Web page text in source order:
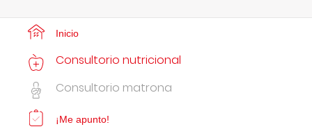
Inicio
Consultorio nutricional
Consultorio matrona
¡Me apunto!